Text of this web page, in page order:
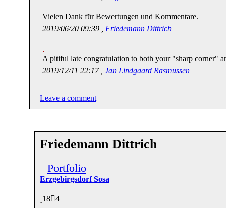
Vielen Dank für Bewertungen und Kommentare.
2019/06/20 09:39 , Friedemann Dittrich
A pitiful late congratulation to both your "sharp corner"
2019/12/11 22:17 , Jan Lindgaard Rasmussen
Leave a comment
Friedemann Dittrich
Portfolio
Erzgebirgsdorf Sosa
18 4